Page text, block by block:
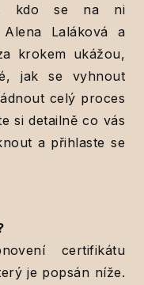
kdo se na ni
Laláková a
krokem ukážou,
jak se vyhnout
celý proces
si detailně co vás
a přihlaste se
certifikátu
je popsán níže.